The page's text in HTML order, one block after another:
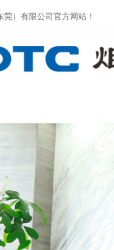
）有限公司官方网站！